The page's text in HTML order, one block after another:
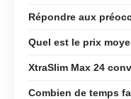
Répondre aux
Quel est le prix
XtraSlim Max 24
Combien de temps